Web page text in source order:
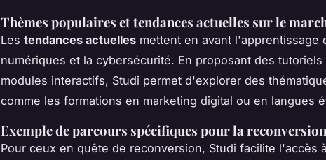
Thèmes populaires et tendances actuelles sur le
Les tendances actuelles mettent en avant l'apprentissage
numériques et la cybersécurité. En proposant des
modules interactifs, Studi permet d'explorer des
comme les formations en marketing digital ou en langues
Exemple de parcours spécifiques pour la
Pour ceux en quête de reconversion, Studi facilite l'accès